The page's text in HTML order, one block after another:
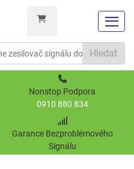
Hledat
Nonstop Podpora
0910 880 834
Garance Bezproblémového
Signálu